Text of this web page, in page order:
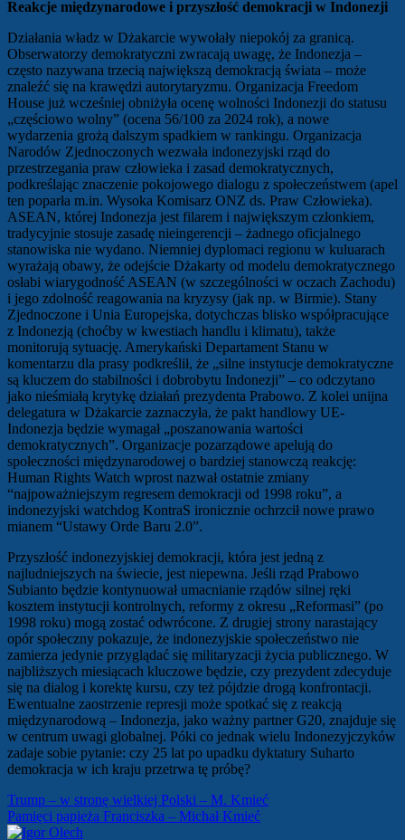
Reakcje międzynarodowe i przyszłość demokracji w Indonezji
Działania władz w Dżakarcie wywołały niepokój za granicą.
Obserwatorzy demokratyczni zwracają uwagę, że Indonezja –
często nazywana trzecią największą demokracją świata – może
znaleźć się na krawędzi autorytaryzmu. Organizacja Freedom
House już wcześniej obniżyła ocenę wolności Indonezji do statusu
„częściowo wolny” (ocena 56/100 za 2024 rok), a nowe
wydarzenia grożą dalszym spadkiem w rankingu. Organizacja
Narodów Zjednoczonych wezwała indonezyjski rząd do
przestrzegania praw człowieka i zasad demokratycznych,
podkreślając znaczenie pokojowego dialogu z społeczeństwem (apel
ten poparła m.in. Wysoka Komisarz ONZ ds. Praw Człowieka).
ASEAN, której Indonezja jest filarem i największym członkiem,
tradycyjnie stosuje zasadę nieingerencji – żadnego oficjalnego
stanowiska nie wydano. Niemniej dyplomaci regionu w kuluarach
wyrażają obawy, że odejście Dżakarty od modelu demokratycznego
osłabi wiarygodność ASEAN (w szczególności w oczach Zachodu)
i jego zdolność reagowania na kryzysy (jak np. w Birmie). Stany
Zjednoczone i Unia Europejska, dotychczas blisko współpracujące
z Indonezją (choćby w kwestiach handlu i klimatu), także
monitorują sytuację. Amerykański Departament Stanu w
komentarzu dla prasy podkreślił, że „silne instytucje demokratyczne
są kluczem do stabilności i dobrobytu Indonezji” – co odczytano
jako nieśmiałą krytykę działań prezydenta Prabowo. Z kolei unijna
delegatura w Dżakarcie zaznaczyła, że pakt handlowy UE-
Indonezja będzie wymagał „poszanowania wartości
demokratycznych”. Organizacje pozarządowe apelują do
społeczności międzynarodowej o bardziej stanowczą reakcję:
Human Rights Watch wprost nazwał ostatnie zmiany
“najpoważniejszym regresem demokracji od 1998 roku”, a
indonezyjski watchdog KontraS ironicznie ochrzcił nowe prawo
mianem “Ustawy Orde Baru 2.0”.
Przyszłość indonezyjskiej demokracji, która jest jedną z
najludniejszych na świecie, jest niepewna. Jeśli rząd Prabowo
Subianto będzie kontynuował umacnianie rządów silnej ręki
kosztem instytucji kontrolnych, reformy z okresu „Reformasi” (po
1998 roku) mogą zostać odwrócone. Z drugiej strony narastający
opór społeczny pokazuje, że indonezyjskie społeczeństwo nie
zamierza jedynie przyglądać się militaryzacji życia publicznego. W
najbliższych miesiącach kluczowe będzie, czy prezydent zdecyduje
się na dialog i korektę kursu, czy też pójdzie drogą konfrontacji.
Ewentualne zaostrzenie represji może spotkać się z reakcją
międzynarodową – Indonezja, jako ważny partner G20, znajduje się
w centrum uwagi globalnej. Póki co jednak wielu Indonezyjczyków
zadaje sobie pytanie: czy 25 lat po upadku dyktatury Suharto
demokracja w ich kraju przetrwa tę próbę?
Nawigacja
wpisu
Trump – w stronę wielkiej Polski – M. Kmieć
Pamięci papieża Franciszka – Michał Kmieć